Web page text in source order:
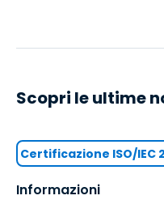
Informazioni
Scopri le ultime
Certificazione ISO/IEC